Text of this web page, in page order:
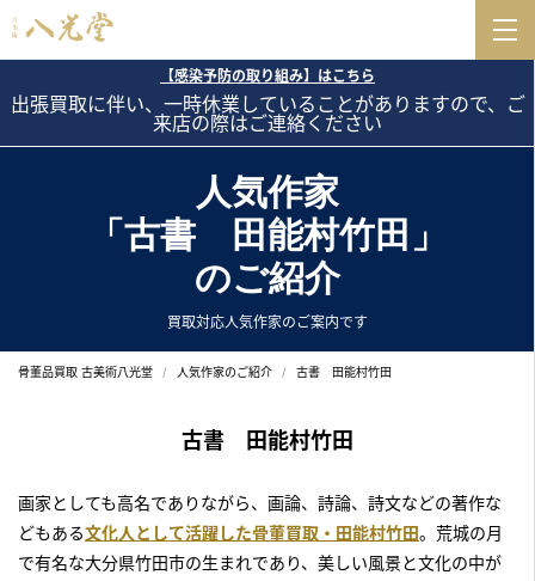
【感染予防の取り組み】はこちら
出張買取に伴い、一時休業していることがありますので、ご
来店の際はご連絡ください
人気作家
「古書 田能村竹田」
のご紹介
買取対応人気作家のご案内です
骨董品買取 古美術八光堂 人気作家のご紹介 古書 田能村竹田
古書 田能村竹田
画家としても高名でありながら、画論、詩論、詩文などの著作な
どもある文化人として活躍した骨董買取・田能村竹田。荒城の月
で有名な大分県竹田市の生まれであり、美しい風景と文化の中が